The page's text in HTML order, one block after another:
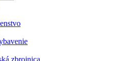
zbrojnica